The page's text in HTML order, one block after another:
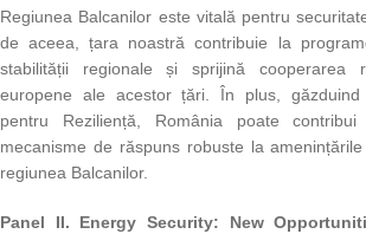
Regiunea Balcanilor este vitală pentru
de aceea, țara noastră contribuie la
stabilității regionale și sprijină cooperarea
europene ale acestor țări. În plus, găzduind
pentru Reziliență, România poate
mecanisme de răspuns robuste la
regiunea Balcanilor.
Panel II.
Energy Security: New